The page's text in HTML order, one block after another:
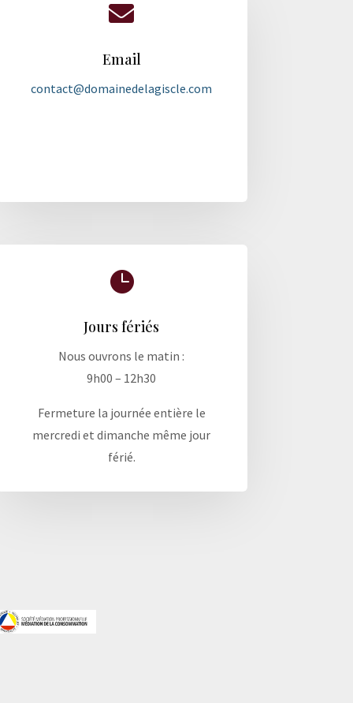

Email
contact@domainedelagiscle.com

Jours fériés
Nous ouvrons le matin :
9h00 – 12h30
Fermeture la journée entière le
mercredi et dimanche même jour
férié.